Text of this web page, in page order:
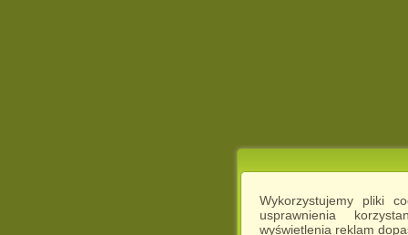
Wykorzystujemy pliki
usprawnienia
wyświetlenia reklam